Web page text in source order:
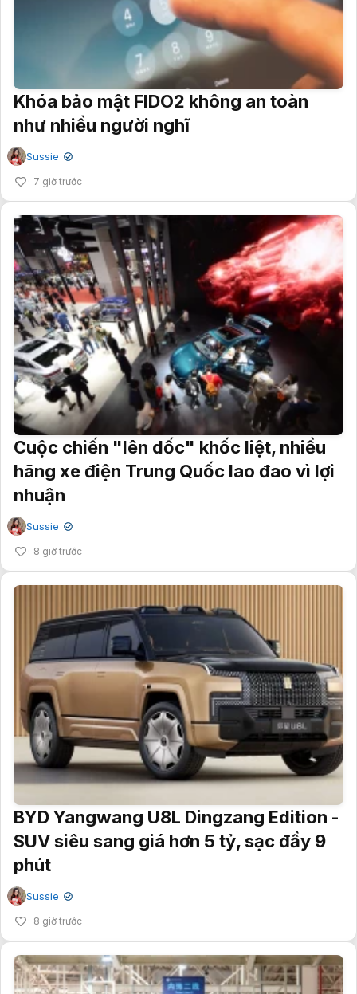
Khóa bảo mật FIDO2 không an toàn
như nhiều người nghĩ
Sussie ✔
7 giờ trước
Cuộc chiến "lên dốc" khốc liệt, nhiều
hãng xe điện Trung Quốc lao đao vì lợi
nhuận
Sussie ✔
8 giờ trước
BYD Yangwang U8L Dingzang Edition -
SUV siêu sang giá hơn 5 tỷ, sạc đầy 9
phút
Sussie ✔
8 giờ trước